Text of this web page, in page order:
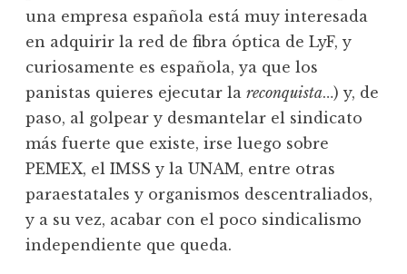
una empresa española está muy interesada
en adquirir la red de fibra óptica de LyF, y
curiosamente es española, ya que los
panistas quieres ejecutar la reconquista…) y, de
paso, al golpear y desmantelar el sindicato
más fuerte que existe, irse luego sobre
PEMEX, el IMSS y la UNAM, entre otras
paraestatales y organismos descentraliados,
y a su vez, acabar con el poco sindicalismo
independiente que queda.